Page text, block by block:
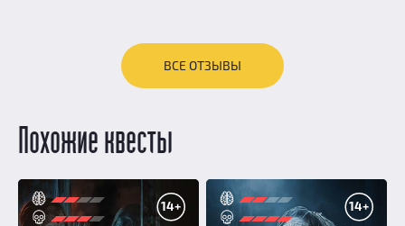
ВСЕ ОТЗЫВЫ
Похожие квесты
14+ 14+